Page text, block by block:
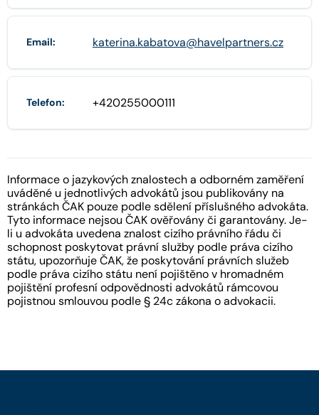
Email: katerina.kabatova@havelpartners.cz
Telefon: +420255000111
Informace o jazykových znalostech a odborném zaměření
uváděné u jednotlivých advokátů jsou publikovány na
stránkách ČAK pouze podle sdělení příslušného advokáta.
Tyto informace nejsou ČAK ověřovány či garantovány. Je-
li u advokáta uvedena znalost cizího právního řádu či
schopnost poskytovat právní služby podle práva cizího
státu, upozorňuje ČAK, že poskytování právních služeb
podle práva cizího státu není pojištěno v hromadném
pojištění profesní odpovědnosti advokátů rámcovou
pojistnou smlouvou podle § 24c zákona o advokacii.